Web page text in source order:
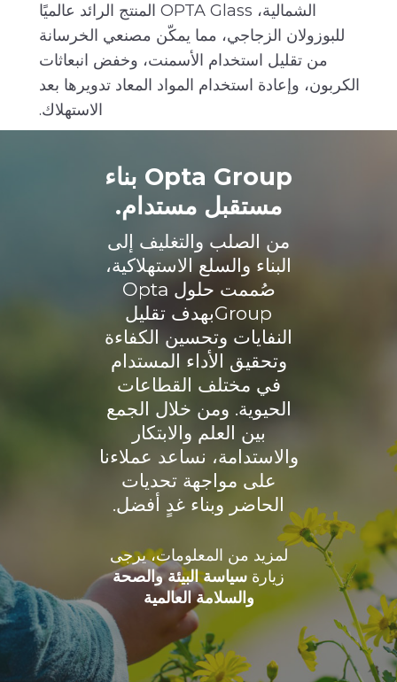
الشمالية، OPTA Glass المنتج الرائد عالميًا
للبوزولان الزجاجي، مما يمكّن مصنعي الخرسانة
من تقليل استخدام الأسمنت، وخفض انبعاثات
الكربون، وإعادة استخدام المواد المعاد تدويرها بعد
الاستهلاك.
Opta Group بناء
مستقبل مستدام.
من الصلب والتغليف إلى
البناء والسلع الاستهلاكية،
صُممت حلول Opta
Groupبهدف تقليل
النفايات وتحسين الكفاءة
وتحقيق الأداء المستدام
في مختلف القطاعات
الحيوية. ومن خلال الجمع
بين العلم والابتكار
والاستدامة، نساعد عملاءنا
على مواجهة تحديات
الحاضر وبناء غدٍ أفضل.
لمزيد من المعلومات، يرجى
زيارة سياسة البيئة والصحة
والسلامة العالمية